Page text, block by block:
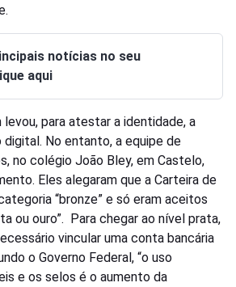
notícias no seu
aqui
para atestar a identidade, a
digital. No entanto, a equipe de
no colégio João Bley, em Castelo,
Eles alegaram que a Carteira de
“bronze” e só eram aceitos
ou ouro”. Para chegar ao nível prata,
vincular uma conta bancária
o Governo Federal, “o uso
e os selos é o aumento da